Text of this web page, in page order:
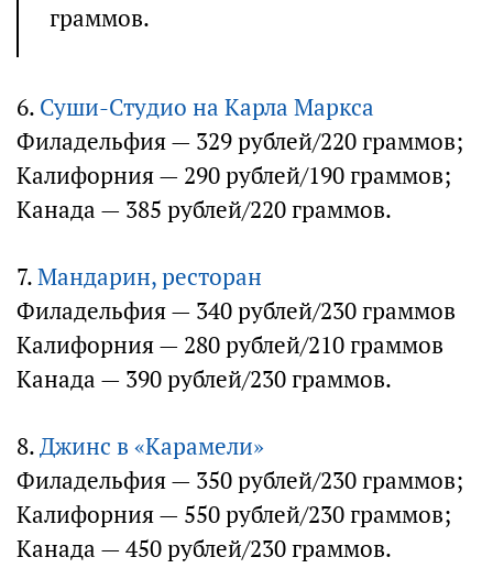
граммов.
6. Суши-Студио на Карла Маркса
Филадельфия — 329 рублей/220 граммов;
Калифорния — 290 рублей/190 граммов;
Канада — 385 рублей/220 граммов.
7.Мандарин, ресторан
Филадельфия — 340 рублей/230 граммов
Калифорния — 280 рублей/210 граммов
Канада — 390 рублей/230 граммов.
8.Джинс в «Карамели»
Филадельфия — 350 рублей/230 граммов;
Калифорния — 550 рублей/230 граммов;
Канада — 450 рублей/230 граммов.